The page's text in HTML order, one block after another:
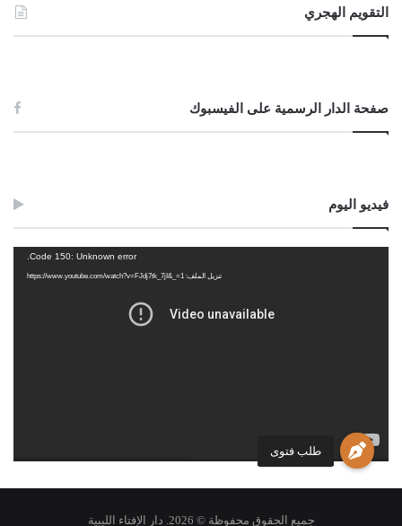
طلب فتوى
التقويم الهجري
صفحة الدار الرسمية على الفيسبوك
فيديو اليوم
Code 150: Unknown error.
تنزيل الملف: https://www.youtube.com/watch?v=FJdj7tk_7jI&_=1
جميع الحقوق محفوظة © 2026. دار الإفتاء الليبية